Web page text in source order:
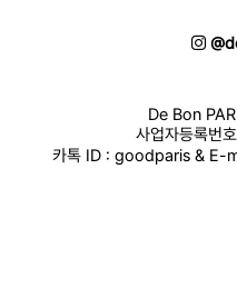
De Bon
사업자등록
카톡 ID : goodparis & E-